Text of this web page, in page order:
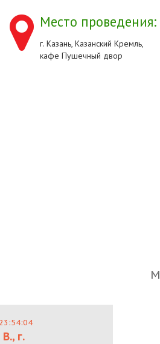
Место проведения:
г. Казань, Казанский Кремль,
кафе Пушечный двор
г.